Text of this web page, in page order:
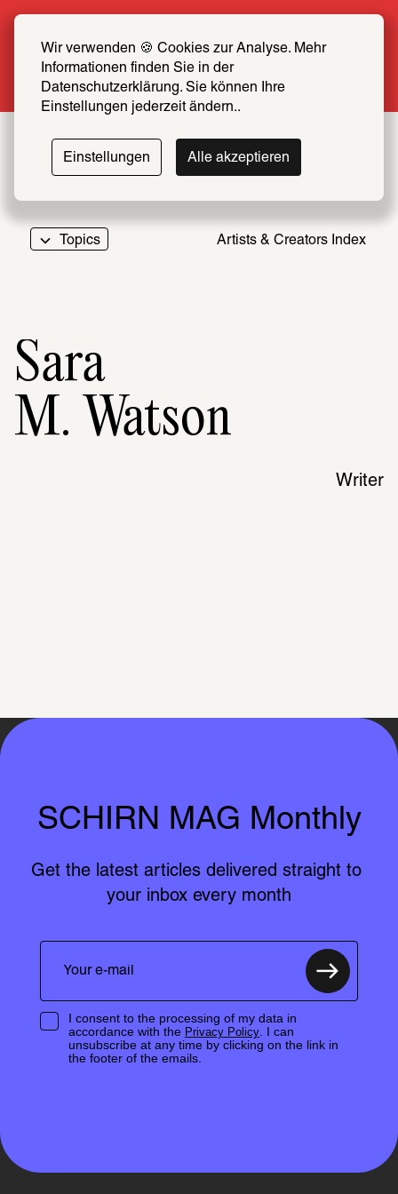
Wir verwenden 🍪 Cookies zur Analyse. Mehr
Informationen finden Sie in der
Datenschutzerklärung. Sie können Ihre
Einstellungen jederzeit ändern..
Einstellungen Alle akzeptieren
now at half price
More info
Topics Artists & Creators Index
Sara
M. Watson
Writer
SCHIRN MAG Monthly
Get the latest articles delivered straight to
your inbox every month
I consent to the processing of my data in
accordance with the Privacy Policy. I can
unsubscribe at any time by clicking on the link in
the footer of the emails.